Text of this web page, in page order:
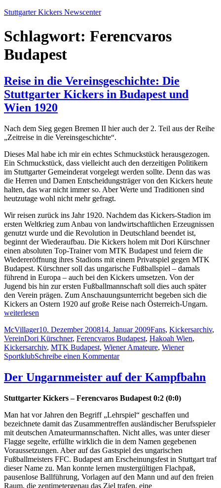
Zum
springen
Stuttgarter Kickers Newscenter
Schlagwort: Ferencvaros
Budapest
Reise in die Vereinsgeschichte: Die
Stuttgarter Kickers in Budapest und
Wien 1920
Nach dem Sieg gegen Bremen II hier auch der 2. Teil aus der Reihe
„Zeitreise in die Vereinsgeschichte“.
Dieses Mal habe ich mir ein echtes Schmuckstück herausgezogen.
Ein Schmuckstück, dass vielleicht auch den derzeitigen Politikern
im Stuttgarter Gemeinderat vorgelegt werden sollte. Denn das was
die Herren und Damen Entscheidungsträger von den Kickers heute
halten, das war nicht immer so. Aber Werte und Traditionen sind
heutzutage wohl nicht mehr gefragt.
Wir reisen zurück ins Jahr 1920. Nachdem das Kickers-Stadion im
ersten Weltkrieg zum Anbau von landwirtschaftlichen Erzeugnissen
genutzt wurde und die Revolution in Deutschland beendet ist,
beginnt der Wiederaufbau. Die Kickers holem mit Dori Kürschner
einen absoluten Top-Trainer vom MTK Budapest und feiern die
Wiedereröffnung ihres Stadions mit einem Privatspiel gegen MTK
Budapest. Kürschner soll das ungarische Fußballspiel – damals
führend in Europa – auch bei den Kickers umsetzen. Von der
Jugend bis hin zur ersten Fußballmannschaft soll dies auch später
den Verein prägen. Zum Anschauungsunterricht begeben sich die
Kickers an Ostern 1920 auf große Reise nach Österreich-Ungarn.
weiterlesen
Autor
McVillagerVeröffentlicht
am
10. Dezember 200814. Januar 2009Kategorien
Fans, Kickersarchiv,
VereinSchlagwörter
Dori Kürschner, Ferencvaros Budapest, Hakoah Wien,
Kickersarchiv, MTK Budapest, Wiener Amateure, Wiener
SportklubSchreibe einen Kommentarzu
in
die
Die
Kickers
in
Budapest
und
Wien
1920
Der Ungarnmeister auf der Kampfbahn
Stuttgarter Kickers – Ferencvaros Budapest 0:2 (0:0)
Man hat vor Jahren den Begriff „Lehrspiel“ geschaffen und
bezeichnete damit das Zusammentreffen ausländischer Berufsspieler
mit deutschen Amateurmannschaften. Nicht alles, was unter dieser
Flagge segelte, erfüllte wirklich die in dem Namen gegebenen
Voraussetzungen. Aber auf das Gastspiel des ungarischen
Fußballmeisters FFC. Budapest am Erscheinungsfest in Stuttgart traf
dieser Name zu. Man konnte lernen mustergültigen Flachpaß,
pausenlose Ballführung, Vorlagen auf den Mann und auf den freien
Raum, die zentimetergenau das Ziel trafen, eine